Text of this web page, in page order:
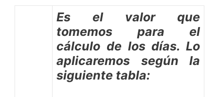
Es el valor que
tomemos para el
cálculo de los días. Lo
aplicaremos según la
siguiente tabla: